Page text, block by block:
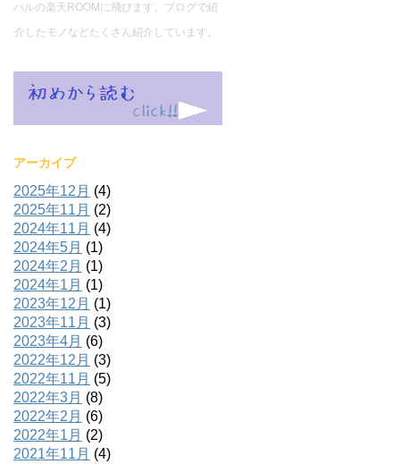
ハルの楽天ROOMに飛びます。ブログで紹
介したモノなどたくさん紹介しています。
アーカイブ
2025年12月 (4)
2025年11月 (2)
2024年11月 (4)
2024年5月 (1)
2024年2月 (1)
2024年1月 (1)
2023年12月 (1)
2023年11月 (3)
2023年4月 (6)
2022年12月 (3)
2022年11月 (5)
2022年3月 (8)
2022年2月 (6)
2022年1月 (2)
2021年11月 (4)